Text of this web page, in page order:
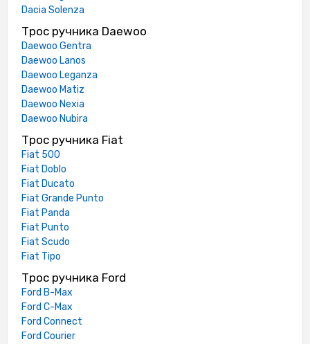
Dacia Solenza
Трос ручника Daewoo
Daewoo Gentra
Daewoo Lanos
Daewoo Leganza
Daewoo Matiz
Daewoo Nexia
Daewoo Nubira
Трос ручника Fiat
Fiat 500
Fiat Doblo
Fiat Ducato
Fiat Grande Punto
Fiat Panda
Fiat Punto
Fiat Scudo
Fiat Tipo
Трос ручника Ford
Ford B-Max
Ford C-Max
Ford Connect
Ford Courier